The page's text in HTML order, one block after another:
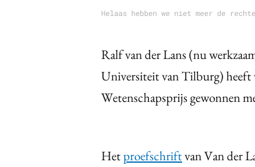
Helaas hebben we niet meer de
Ralf van der Lans (nu
Universiteit van Tilburg) heeft
Wetenschapsprijs gewonnen
Hetproefschriftvan Van der